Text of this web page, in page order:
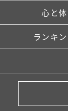
心と体
ランキ